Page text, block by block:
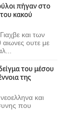
πήγαν στο
κακού
και των
ουτε με
του μέσου
της
και
που